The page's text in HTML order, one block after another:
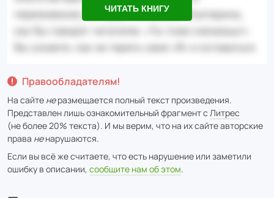
ЧИТАТЬ КНИГУ
Правообладателям!
На сайте неразмещается полный текст произведения.
Представлен лишь ознакомительный фрагмент с Литрес
(не более 20% текста). И мы верим, что на их сайте авторские
права ненарушаются.
Если вы всё же считаете, что есть нарушение или заметили
ошибку в описании, сообщите нам об этом.